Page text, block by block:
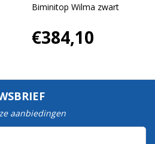
Biminitop Wilma zwart
€384,10
aanbiedingen